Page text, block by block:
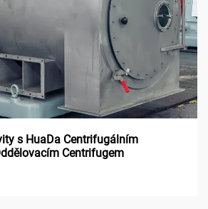
s HuaDa Centrifugálním
Centrifugem